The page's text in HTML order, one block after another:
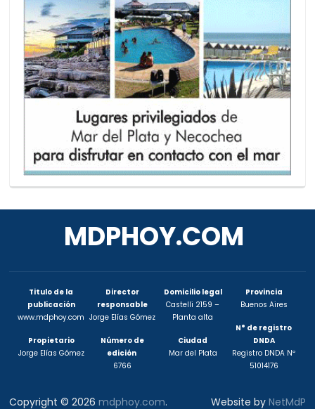
MDPHOY.COM
Titulo de la
publicación
www.mdphoy.com
Propietario
Jorge Elías Gómez
Director
responsable
Jorge Elías Gómez
Número de
edición
6766
Domicilio legal
Castelli 2159 –
Planta alta
Ciudad
Mar del Plata
Provincia
Buenos Aires
N° de registro
DNDA
Registro DNDA Nº
51014176
Copyright © 2026mdphoy.com. Website by NetMdP